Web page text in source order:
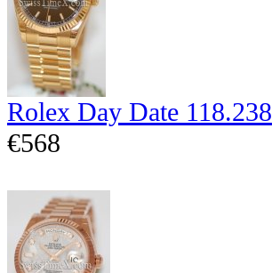
Rolex Day Date 118.238
€568